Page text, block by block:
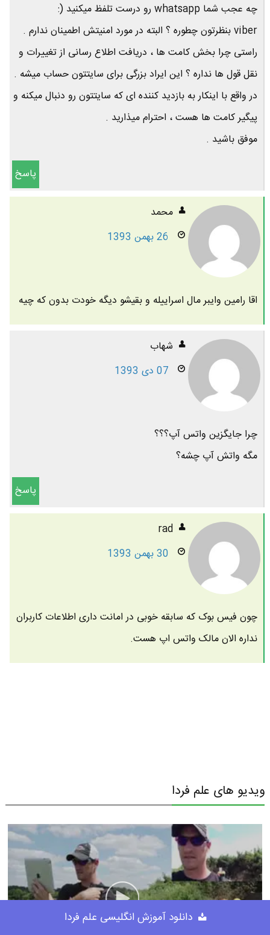
چه عجب شما whatsapp رو درست تلفظ میکنید (:
viber بنظرتون چطوره ؟ البته در مورد امنیتش اطمینان ندارم .
راستی چرا بخش کامت ها ، دریافت اطلاع رسانی از تغییرات و
نقل قول ها نداره ؟ این ایراد بزرگی برای سایتتون حساب میشه .
در واقع با اینکار به بازدید کننده ای که سایتتون رو دنبال میکنه و
پیگیر کامت ها هست ، احترام میذارید .
موفق باشید .
پاسخ
محمد
26 بهمن 1393
اقا رامین وایبر مال اسراییله و بقیشو دیگه خودت بدون که چیه
شهاب
07 دی 1393
چرا جایگزین واتس آپ؟؟؟
مگه واتش آپ چشه؟
پاسخ
rad
30 بهمن 1393
چون فیس بوک که سابقه خوبی در امانت داری اطلاعات کاربران
نداره الان مالک واتس اپ هست.
ویدیو های علم فردا
دانلود آموزش انگلیسی علم فردا